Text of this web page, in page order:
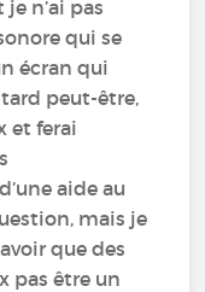
n’ai pas
qui se
écran qui
peut-être,
et ferai
aide au
mais je
que des
pas être un